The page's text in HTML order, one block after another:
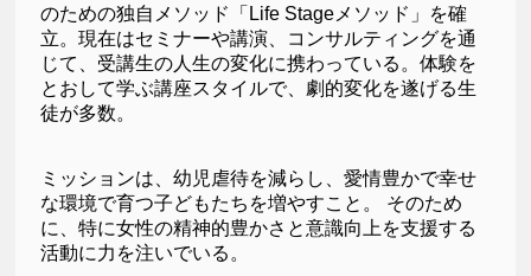
のための独自メソッド「Life Stageメソッド」を確
立。現在はセミナーや講演、コンサルティングを通
じて、受講生の人生の変化に携わっている。体験を
とおして学ぶ講座スタイルで、劇的変化を遂げる生
徒が多数。
ミッションは、幼児虐待を減らし、愛情豊かで幸せ
な環境で育つ子どもたちを増やすこと。 そのため
に、特に女性の精神的豊かさと意識向上を支援する
活動に力を注いでいる。